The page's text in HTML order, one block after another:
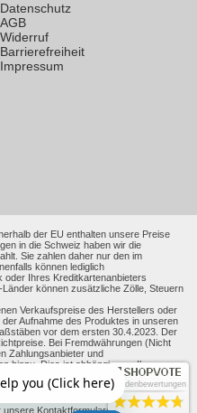
Datenschutz
AGB
Widerruf
Barrierefreiheit
Impressum
der EU enthalten unsere Preise
in die Schweiz haben wir die
Sie zahlen daher nur den im
können lediglich
oder Ihres Kreditkartenanbieters
können zusätzliche Zölle, Steuern
Verkaufspreise des Herstellers oder
Aufnahme des Produktes in unseren
vor dem ersten 30.4.2023. Der
Bei Fremdwährungen (Nicht
Zahlungsanbieter und
hinzu. Dies ist abhängig von Ihren
der Produkt-Seite und im Warenkorb
Sie haben verschiedene
Kontaktformulare, die Siehier
Kundenbewertungen